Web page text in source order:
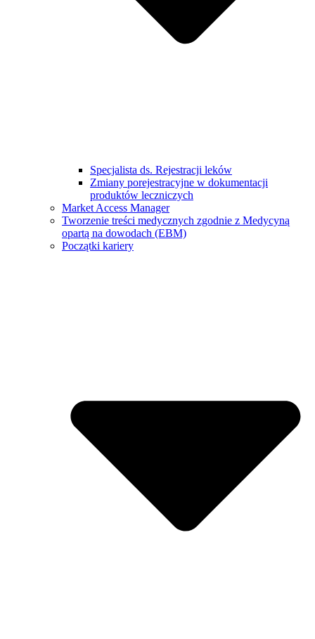
Specjalista ds. Rejestracji leków
Zmiany porejestracyjne w dokumentacji
produktów leczniczych
Market Access Manager
Tworzenie treści medycznych zgodnie z Medycyną
opartą na dowodach (EBM)
Początki kariery